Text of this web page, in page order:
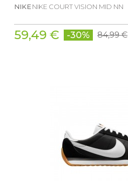
NIKENIKE COURT VISION MID NN
59,49 € -30% 84,99 €